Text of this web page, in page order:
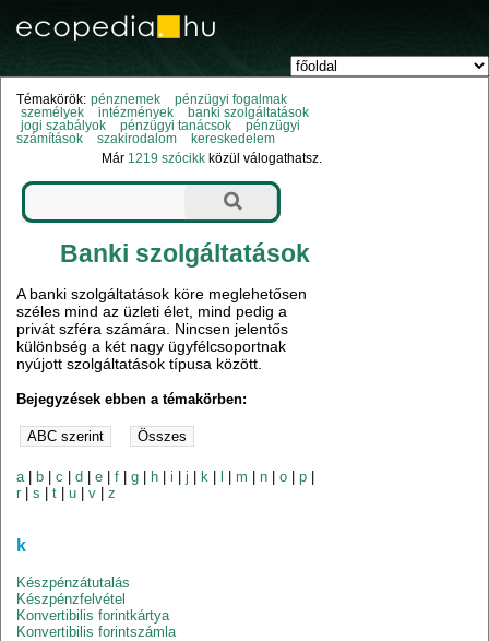
Témakörök: pénznemek
pénzügyi fogalmak
személyek
intézmények
banki szolgáltatások
jogi szabályok
pénzügyi tanácsok
pénzügyi
számítások
szakirodalom
kereskedelem
Már 1219 szócikk közül válogathatsz.
Banki szolgáltatások
A banki szolgáltatások köre meglehetősen
széles mind az üzleti élet, mind pedig a
privát szféra számára. Nincsen jelentős
különbség a két nagy ügyfélcsoportnak
nyújott szolgáltatások típusa között.
Bejegyzések ebben a témakörben:
a| b |c |d |e |f |g h |i |j k |m |n |o |p
r |s |t |u |v |z
k
Készpénzátutalás
Készpénzfelvétel
Konvertibilis forintkártya
Konvertibilis forintszámla